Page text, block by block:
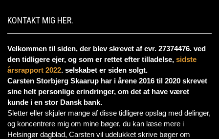
KONTAKT MIG HER.
Velkommen til siden, der blev skrevet af cvr. 27374476. ved
den tidligere ejer, og som er rettet efter tilladelse, sidste
årsrapport 2022. selskabet er siden solgt.
Carsten Storbjerg Skaarup har i årene 2016 til 2020 skrevet
sine helt personlige erindringer, om det at have været
kunde i en stor Dansk bank.
Sletter eller skjuler mange af disse tidligere opslag med delinger,
og koncentrere mig om mine bøger, du kan læse mere i
Helsingør dagblad, Carsten vil udelukket skrive bøger om